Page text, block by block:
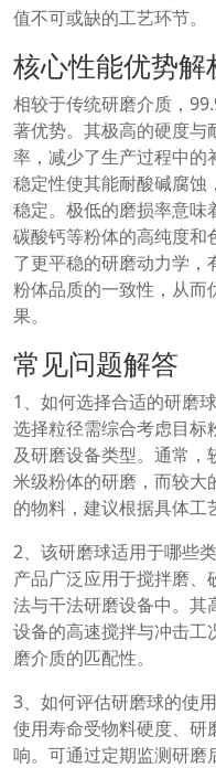
值不可或缺的工艺环节。
核心性能优势解
相较于传统研磨介质，
著优势。其极高的硬度与
率，减少了生产过程中的
稳定性使其能耐酸碱腐蚀
稳定。极低的磨损率意味
碳酸钙等粉体的高纯度和
了更平稳的研磨动力学
粉体品质的一致性，从而
果。
常见问题解答
1、如何选择合适的研磨
选择粒径需综合考虑目标
及研磨设备类型。通常，
米级粉体的研磨，而较大
的物料，建议根据具体工
2、该研磨球适用于哪些
产品广泛应用于搅拌磨、
法与干法研磨设备中。其
设备的高速搅拌与冲击工
磨介质的匹配性。
3、如何评估研磨球的使
使用寿命受物料硬度、研
响。可通过定期监测研磨